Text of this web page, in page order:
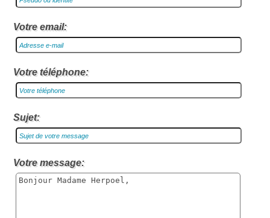
Votre email:
Votre téléphone:
Sujet:
Votre message: